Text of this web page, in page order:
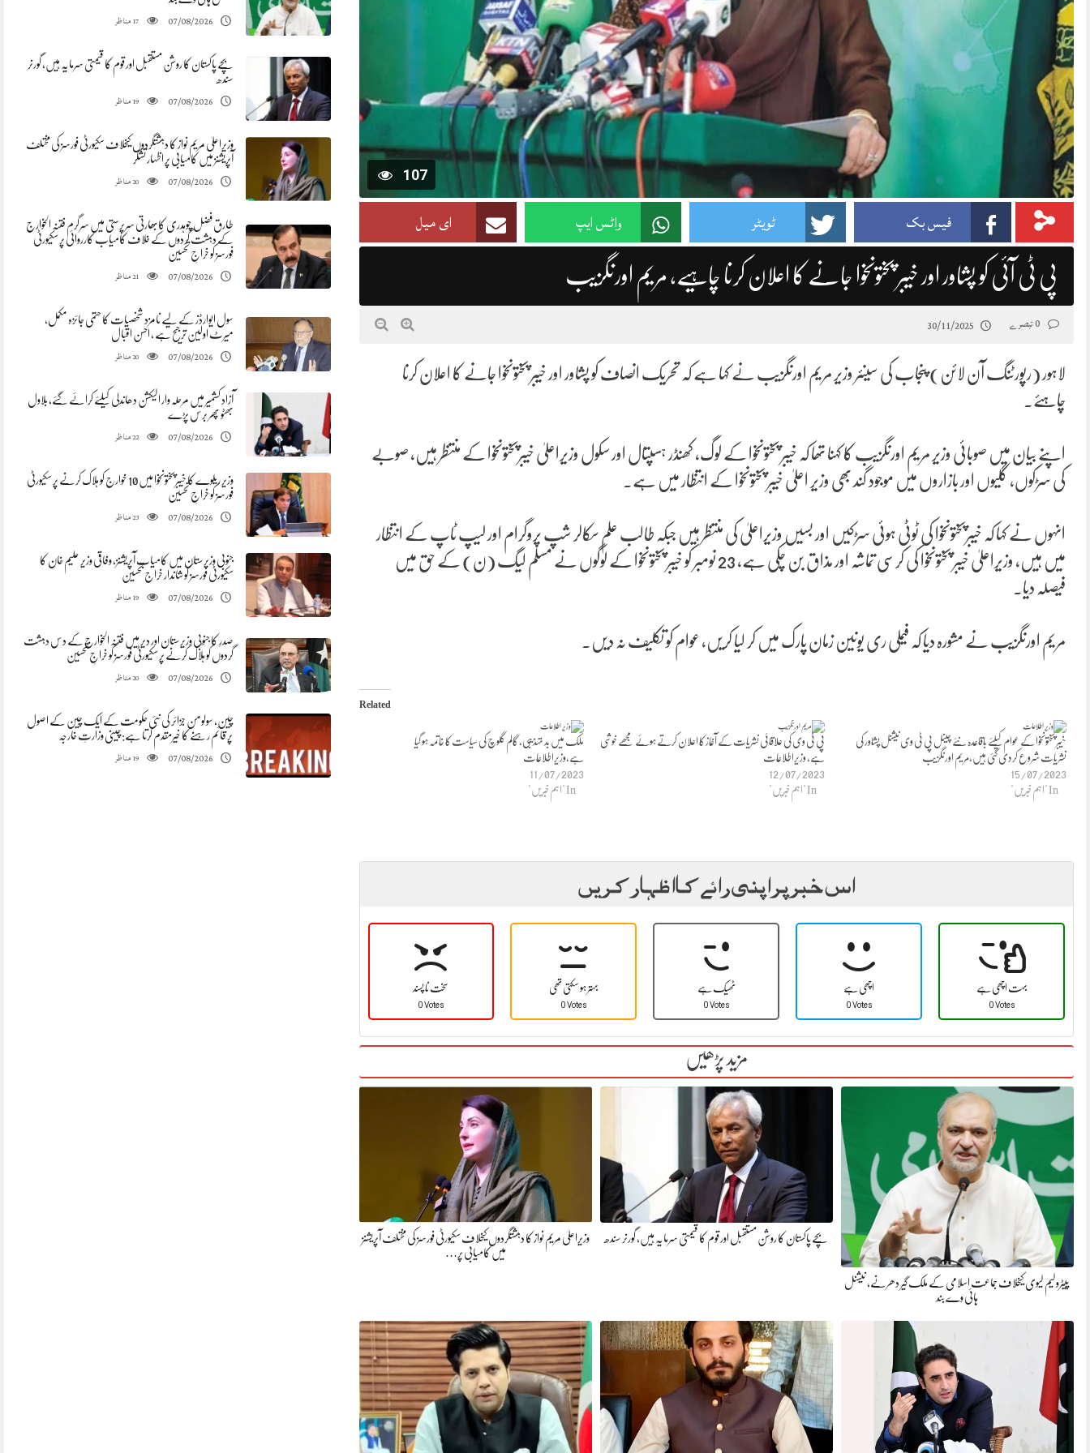
07/08/2026
17مناظر
بچے پاکستان کا روشن مستقبل اور قوم کا قیمتی سرمایہ ہیں، گورنر
سندھ
07/08/2026
19مناظر
وزیراعلیٰ مریم نواز کا دہشتگردوں کیخلاف سکیورٹی فورسز کی مختلف
آپریشنز میں کامیابی پر اظہار تشکر
07/08/2026
20مناظر
طارق فضل چوہدری کابھارتی سرپرستی میں سرگرم فتنہ الخوارج
کے دہشت گردوں کے خلاف کامیاب کارروائی پر سکیورٹی
فورسز کو خراجِ تحسین
07/08/2026
21مناظر
سول ایوارڈز کے لیے نامزد شخصیات کا حتمی جائزہ مکمل،
میرٹ اولین ترجیح ہے ، احسن اقبال
07/08/2026
20مناظر
آزاد کشمیر میں مرحلہ وار الیکشن دھاندلی کیلئے کرائے گئے، بلاول
بھٹو پھر برس پڑے
07/08/2026
22مناظر
وزیر ریلوے کا خیبرپختونخوا میں 10 خوارج کو ہلاک کرنے پر سکیورٹی
فورسز کو خراجِ تحسین
07/08/2026
23مناظر
جنوبی وزیرستان میں کامیاب آپریشنز، وفاقی وزیر علیم خان کا
سکیورٹی فورسز کو شاندار خراج تحسین
07/08/2026
19مناظر
صدرِ کا جنوبی وزیرستان اور دیر میں فتنہ الخوارج کے دس دہشت
گردوں کو ہلاک کرنے پر سکیورٹی فورسز کو خراجِ تحسین
07/08/2026
20مناظر
چین، سولومن جزائر کی نئی حکومت کے ایک چین کے اصول
پر قائم رہنے کا خیرمقدم کرتا ہے: چینی وزارتِ خارجہ
07/08/2026
19مناظر
107
فیس بک ٹویٹر واٹس ایپ ای میل
پی ٹی آئی کو پشاور اور خیبر پختونخوا جانے کا اعلان کرنا چاہیے، مریم اورنگزیب
30/11/2025
لاہور (رپورٹنگ آن لائن) پنجاب کی سینئر وزیر مریم اورنگزیب نے کہا ہے کہ تحریک انصاف کو پشاور اور خیبر پختونخوا جانے کا اعلان کرنا
چاہئے۔
اپنے بیان میں صوبائی وزیر مریم اورنگزیب کا کہنا تھا کہ خیبر پختونخوا کے لوگ، کھنڈر ہسپتال اور سکول وزیراعلیٰ خیبرپختونخوا کے منتظر ہیں، صوبے
کی سڑکوں، گلیوں اور بازاروں میں موجود گند بھی وزیر اعلیٰ خیبر پختونخوا کے انتظار میں ہے۔
انہوں نے کہا کہ خیبرپختونخوا کی ٹوٹی ہوئی سڑکیں اور بسیں وزیراعلیٰ کی منتظر ہیں جبکہ طالب علم سکالر شپ پروگرام اور لیپ ٹاپ کے انتظار
میں ہیں، وزیراعلیٰ خیبر پختونخوا کی کرسی تماشہ اور مذاق بن چکی ہے، 23 نومبر کو خیبر پختونخوا کے لوگوں نے مسلم لیگ (ن) کے حق میں
فیصلہ دیا۔
مریم اورنگزیب نے مشورہ دیا کہ فیملی ری یونین زمان پارک میں کر لیا کریں، عوام کو تکلیف نہ دیں۔
Related
ملک میں بد تہذیبی، گالم گلوچ کی سیاست کا خاتمہ ہو گیا
ہے،وزیراطلاعات
11/07/2023
In "اہم خبریں"
پی ٹی وی کی علاقائی نشریات کے آغاز کا اعلان کرتے ہوئے مجھے خوشی
ہے، وزیراطلاعات
12/07/2023
In "اہم خبریں"
خیبر پختونخوا کے عوام کیلئے باقاعدہ نئے چینل پی ٹی وی نیشنل پشاور کی
نشریات شروع کردی گئی ہیں،مریم اورنگزیب
15/07/2023
In "اہم خبریں"
اس خبر پر اپنی رائے کا اظہار کریں
سخت نا پسند
0 Votes
بہتر ہو سکتی تھی
0 Votes
ٹھیک ہے
0 Votes
اچھی ہے
0 Votes
بہت اچھی ہے
0 Votes
مزید پڑھیں
پیٹرولیم لیوی کیخلاف جماعت اسلامی کے ملک گیر دھرنے، نیشنل
ہائی وے بند
بچے پاکستان کا روشن مستقبل اور قوم کا قیمتی سرمایہ ہیں، گورنر سندھ
وزیراعلیٰ مریم نواز کا دہشتگردوں کیخلاف سکیورٹی فورسز کی مختلف آپریشنز
میں کامیابی پر…